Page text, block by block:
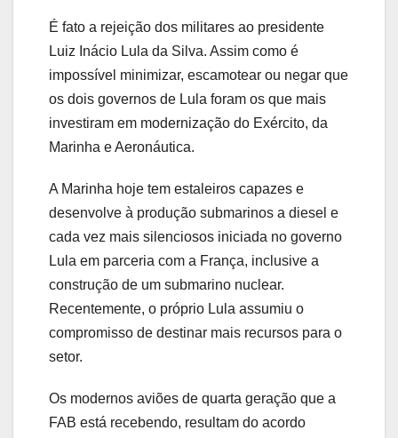
É fato a rejeição dos militares ao presidente
Luiz Inácio Lula da Silva. Assim como é
impossível minimizar, escamotear ou negar que
os dois governos de Lula foram os que mais
investiram em modernização do Exército, da
Marinha e Aeronáutica.
A Marinha hoje tem estaleiros capazes e
desenvolve à produção submarinos a diesel e
cada vez mais silenciosos iniciada no governo
Lula em parceria com a França, inclusive a
construção de um submarino nuclear.
Recentemente, o próprio Lula assumiu o
compromisso de destinar mais recursos para o
setor.
Os modernos aviões de quarta geração que a
FAB está recebendo, resultam do acordo